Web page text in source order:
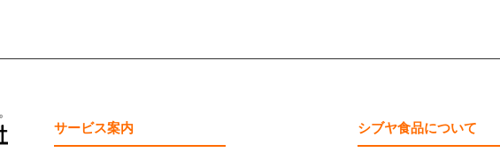
サービス案内 シブヤ食品について